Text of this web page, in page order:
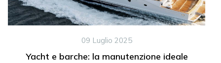
09 Luglio 2025
Yacht e barche: la manutenzione ideale